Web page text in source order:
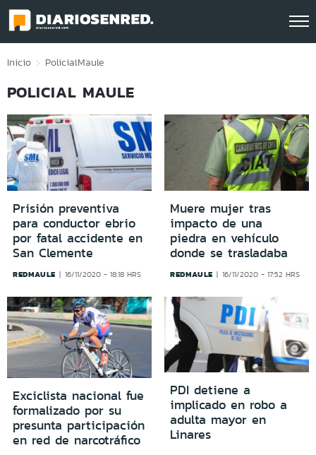
Click acá para ir directamente al contenido
Inicio PolicialMaule
POLICIAL MAULE
Prisión preventiva
para conductor ebrio
por fatal accidente en
San Clemente
REDMAULE 16/11/2020 - 18:18 HRS
Muere mujer tras
impacto de una
piedra en vehículo
donde se trasladaba
REDMAULE 16/11/2020 - 17:52 HRS
Exciclista nacional fue
formalizado por su
presunta participación
en red de narcotráfico
PDI detiene a
implicado en robo a
adulta mayor en
Linares